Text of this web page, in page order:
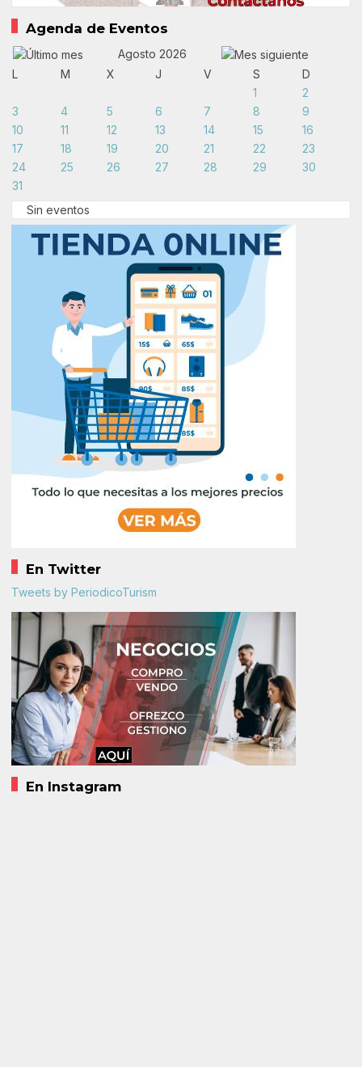
Agenda de Eventos
Agosto 2026
L
M X J V S
D
1
2
3
4 5 6 7 8
9
10
11 12 13 14 15
16
17
18 19 20 21 22
23
24
25 26 27 28 29
30
31
Sin eventos
En Twitter
Tweets by PeriodicoTurism
En Instagram